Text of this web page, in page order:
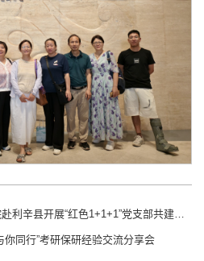
辛县开展“红色1+1+1”党支部共建活动
你同行”考研保研经验交流分享会